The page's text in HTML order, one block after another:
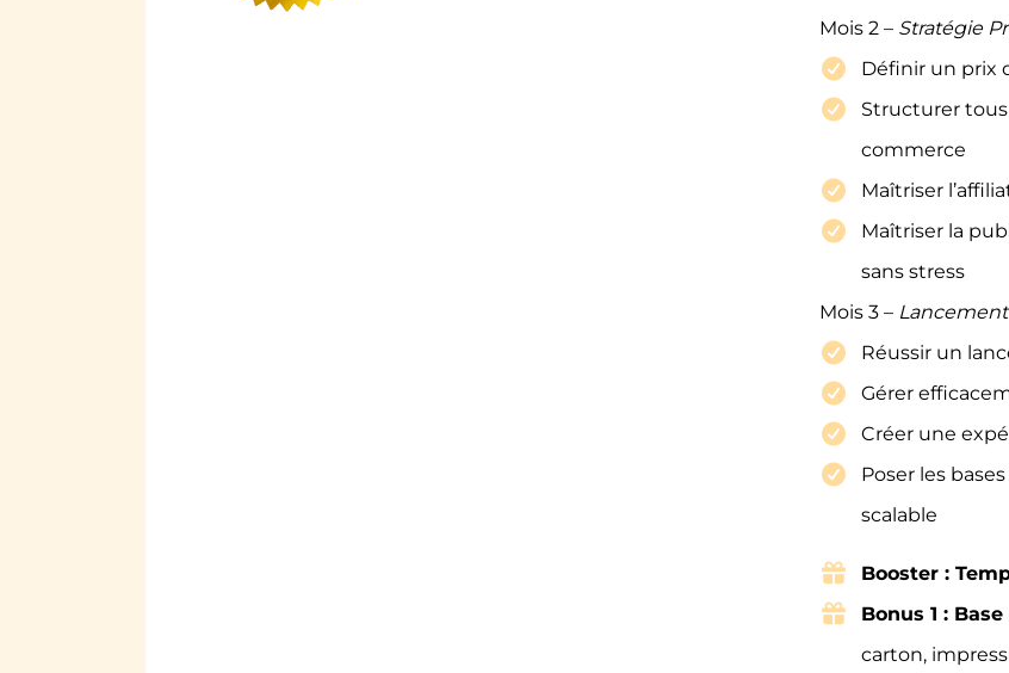
Mois 2 – Stratégie
Définir un prix
Structurer
commerce
Maîtriser
Maîtriser la
sans stress
Mois 3 –
Réussir un
Gérer
Créer une
Poser les
scalable
Booster :
Bonus 1 :
carton,